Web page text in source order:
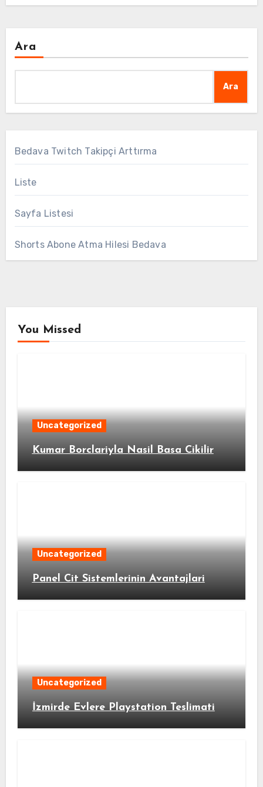
Ara
Ara
Bedava Twitch Takipçi Arttırma
Liste
Sayfa Listesi
Shorts Abone Atma Hilesi Bedava
You Missed
Uncategorized
Kumar Borclariyla Nasil Basa Cikilir
Uncategorized
Panel Cit Sistemlerinin Avantajlari
Uncategorized
İzmirde Evlere Playstation Teslimati